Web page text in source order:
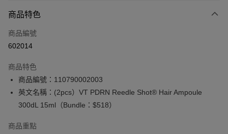
信用卡
Apple Pay
PayMe
WeChat Pay
商品特色
商品編號
602014
商品特色
商品編號：110790002003
英文名稱：(2pcs）VT PDRN Reedle Shot® Hair Ampoule
300dL 15ml（Bundle：$518）
商品重點